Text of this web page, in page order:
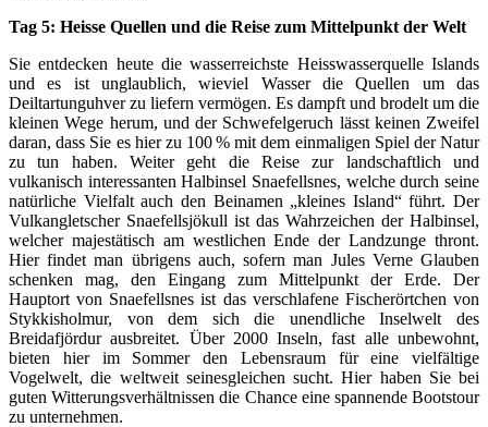
Tag 5: Heisse Quellen und die Reise zum Mittelpunkt der Welt
Sie entdecken heute die wasserreichste Heisswasserquelle Islands
und es ist unglaublich, wieviel Wasser die Quellen um das
Deiltartunguhver zu liefern vermögen. Es dampft und brodelt um die
kleinen Wege herum, und der Schwefelgeruch lässt keinen Zweifel
daran, dass Sie es hier zu 100 % mit dem einmaligen Spiel der Natur
zu tun haben. Weiter geht die Reise zur landschaftlich und
vulkanisch interessanten Halbinsel Snaefellsnes, welche durch seine
natürliche Vielfalt auch den Beinamen „kleines Island“ führt. Der
Vulkangletscher Snaefellsjökull ist das Wahrzeichen der Halbinsel,
welcher majestätisch am westlichen Ende der Landzunge thront.
Hier findet man übrigens auch, sofern man Jules Verne Glauben
schenken mag, den Eingang zum Mittelpunkt der Erde. Der
Hauptort von Snaefellsnes ist das verschlafene Fischerörtchen von
Stykkisholmur, von dem sich die unendliche Inselwelt des
Breidafjördur ausbreitet. Über 2000 Inseln, fast alle unbewohnt,
bieten hier im Sommer den Lebensraum für eine vielfältige
Vogelwelt, die weltweit seinesgleichen sucht. Hier haben Sie bei
guten Witterungsverhältnissen die Chance eine spannende Bootstour
zu unternehmen.